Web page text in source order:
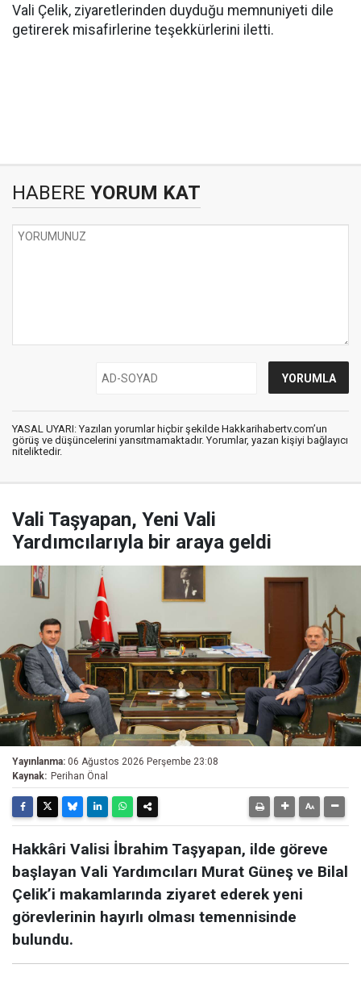
Vali Çelik, ziyaretlerinden duyduğu memnuniyeti dile
getirerek misafirlerine teşekkürlerini iletti.
HABERE YORUM KAT
YASAL UYARI: Yazılan yorumlar hiçbir şekilde Hakkarihabertv.com’un
görüş ve düşüncelerini yansıtmamaktadır. Yorumlar, yazan kişiyi bağlayıcı
niteliktedir.
Vali Taşyapan, Yeni Vali
Yardımcılarıyla bir araya geldi
Yayınlanma: 06 Ağustos 2026 Perşembe 23:08
Kaynak: Perihan Önal
Hakkâri Valisi İbrahim Taşyapan, ilde göreve
başlayan Vali Yardımcıları Murat Güneş ve Bilal
Çelik’i makamlarında ziyaret ederek yeni
görevlerinin hayırlı olması temennisinde
bulundu.